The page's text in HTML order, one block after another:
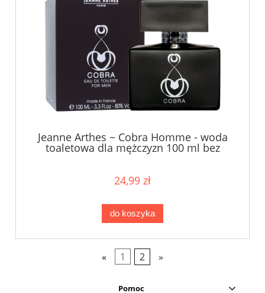
Jeanne Arthes ~ Cobra Homme - woda
toaletowa dla mężczyzn 100 ml bez
opakowania !!!
24,99 zł
do koszyka
« 1 2 »
Pomoc